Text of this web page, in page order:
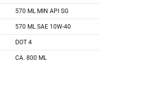
570 ML MIN API SG
570 ML SAE 10W-40
DOT 4
CA. 800 ML